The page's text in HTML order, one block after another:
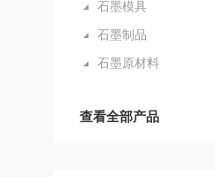
石墨模具
石墨制品
石墨原材料
查看全部产品